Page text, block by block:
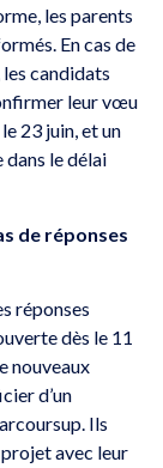
les parents
En cas de
candidats
leur vœu
23 juin, et un
dans le délai
de réponses
réponses
dès le 11
nouveaux
d’un
Ils
avec leur